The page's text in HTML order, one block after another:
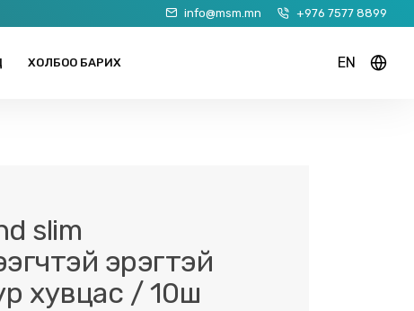
info@msm.mn +976 7577 8899
ХОЛБОО БАРИХ EN
slim
эрэгтэй
хувцас / 10ш